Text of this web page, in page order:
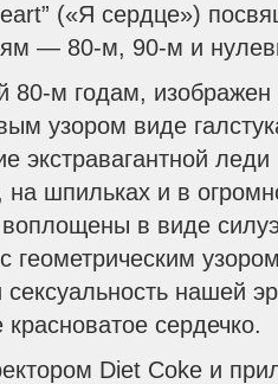
(«Я сердце»)
— 80-м, 90-м и
80-м годам, изображен
узором виде
экстравагантной
шпильках и в
в виде
нашей
сердечко.
Diet Coke и